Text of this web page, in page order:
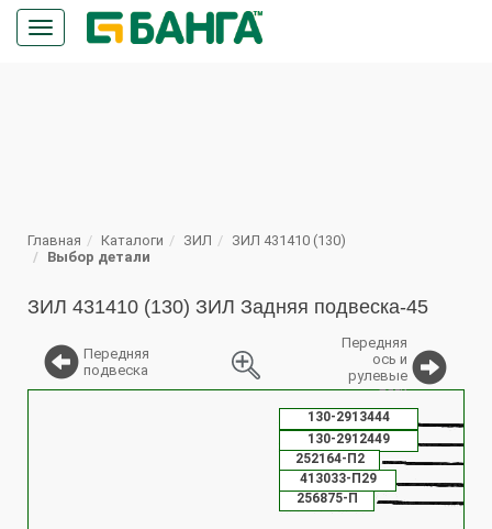
Кнопка
меню
Главная Каталоги ЗИЛ
ЗИЛ 431410 (130)
Выбор детали
ЗИЛ 431410 (130) ЗИЛ Задняя подвеска-45
Передняя
подвеска
%
Передняя
ось и
рулевые
тяги
130-2912449
130-2913444
252164-П2
256875-П
413033-П29